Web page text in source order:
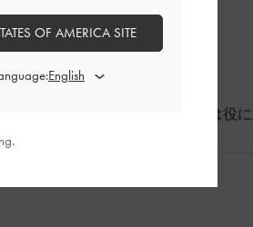
通
このレビューは役
OF AMERICA SITE